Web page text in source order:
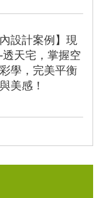
內設計案例】現
透天宅，掌握空
學，完美平衡
美感！